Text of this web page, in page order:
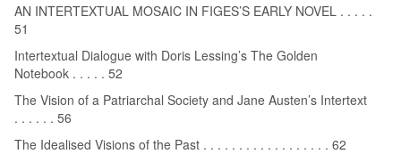
AN INTERTEXTUAL MOSAIC IN FIGES’S EARLY NOVEL . . . . .
51
Intertextual Dialogue with Doris Lessing’s The Golden
Notebook . . . . . 52
The Vision of a Patriarchal Society and Jane Austen’s Intertext
. . . . . . 56
The Idealised Visions of the Past . . . . . . . . . . . . . . . . . . 62